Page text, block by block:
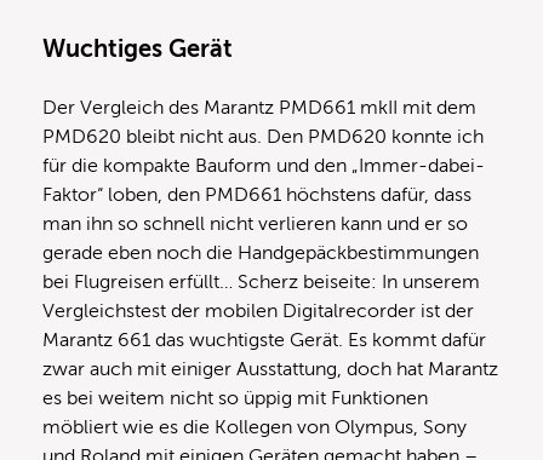
Wuchtiges Gerät
Der Vergleich des Marantz PMD661 mkII mit dem
PMD620 bleibt nicht aus. Den PMD620 konnte ich
für die kompakte Bauform und den „Immer-dabei-
Faktor“ loben, den PMD661 höchstens dafür, dass
man ihn so schnell nicht verlieren kann und er so
gerade eben noch die Handgepäckbestimmungen
bei Flugreisen erfüllt… Scherz beiseite: In unserem
Vergleichstest der mobilen Digitalrecorder ist der
Marantz 661 das wuchtigste Gerät. Es kommt dafür
zwar auch mit einiger Ausstattung, doch hat Marantz
es bei weitem nicht so üppig mit Funktionen
möbliert wie es die Kollegen von Olympus, Sony